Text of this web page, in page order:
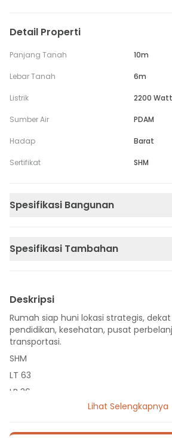
Detail Properti
Panjang Tanah 10m
Lebar Tanah 6m
Listrik 2200 Watt
Sumber Air PDAM
Hadap Barat
Sertifikat SHM
Spesifikasi Bangunan
Spesifikasi Tambahan
Deskripsi
Rumah siap huni lokasi strategis,
pendidikan, kesehatan, pusat
transportasi.
SHM
LT 63
LB 36
Lihat Selengkapnya